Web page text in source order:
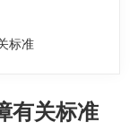
标准
有关标准